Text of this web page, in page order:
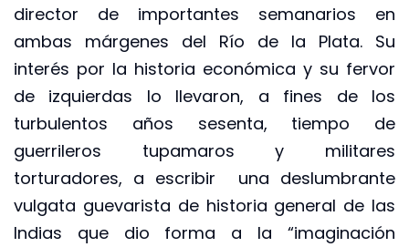
director de importantes semanarios en
ambas márgenes del Río de la Plata. Su
interés por la historia económica y su fervor
de izquierdas lo llevaron, a fines de los
turbulentos años sesenta, tiempo de
guerrileros tupamaros y militares
torturadores, a escribir una deslumbrante
vulgata guevarista de historia general de las
Indias que dio forma a la “imaginación